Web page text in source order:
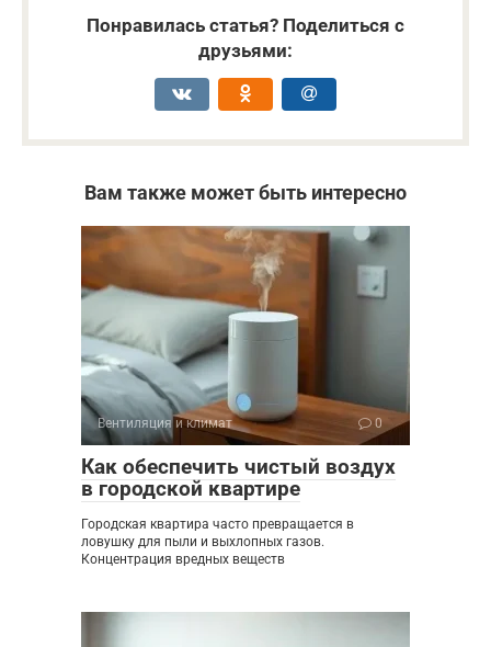
Понравилась статья? Поделиться с
друзьями:
Вам также может быть интересно
Вентиляция и климат 0
Как обеспечить чистый воздух
в городской квартире
Городская квартира часто превращается в
ловушку для пыли и выхлопных газов.
Концентрация вредных веществ